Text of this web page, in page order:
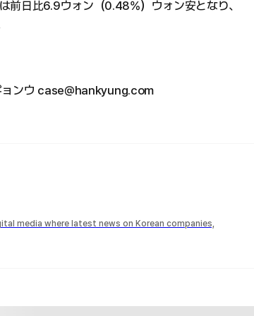
前日比6.9ウォン（0.48%）ウォン安となり、
ョンウ case@hankyung.com
media where latest news on Korean companies,